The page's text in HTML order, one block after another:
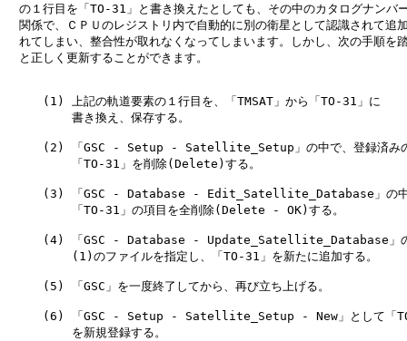
の１行目を「TO-31」と書き換えたとしても、その中のカタログナンバ
関係で、ＣＰＵのレジストリ内で自動的に別の衛星として認識されて追
れてしまい、整合性が取れなくなってしまいます。しかし、次の手順を
と正しく更新することができます。
(1) 上記の軌道要素の１行目を、「TMSAT」から「TO-31」に
書き換え、保存する。
(2) 「GSC - Setup - Satellite_Setup」の中で、登録済み
「TO-31」を削除(Delete)する。
(3) 「GSC - Database - Edit_Satellite_Database」の
「TO-31」の項目を全削除(Delete - OK)する。
(4) 「GSC - Database - Update_Satellite_Database」
(1)のファイルを指定し、「TO-31」を新たに追加する。
(5) 「GSC」を一度終了してから、再び立ち上げる。
(6) 「GSC - Setup - Satellite_Setup - New」として「
を新規登録する。